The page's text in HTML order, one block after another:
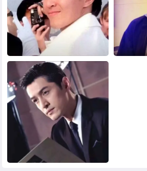
男生头像
明星头像
卡通动漫
黑白头像
其他头像